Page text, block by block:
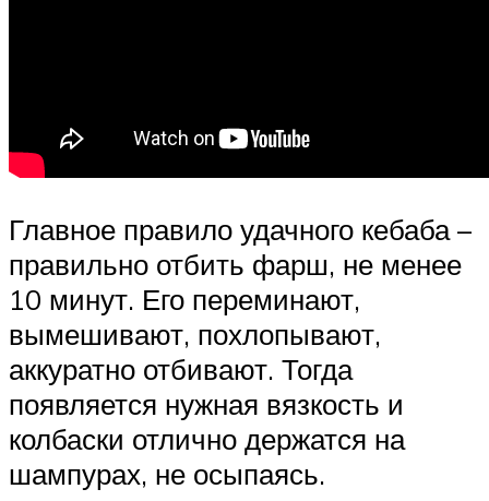
Главное правило удачного кебаба –
правильно отбить фарш, не менее
10 минут. Его переминают,
вымешивают, похлопывают,
аккуратно отбивают. Тогда
появляется нужная вязкость и
колбаски отлично держатся на
шампурах, не осыпаясь.